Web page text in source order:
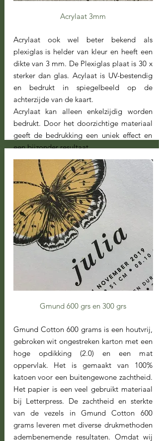
Acrylaat 3mm
Acrylaat ook wel beter bekend als
plexiglas is helder van kleur en heeft een
dikte van 3 mm. De Plexiglas plaat is 30 x
sterker dan glas. Acylaat is UV-bestendig
en bedrukt in spiegelbeeld op de
achterzijde van de kaart.
Acrylaat kan alleen enkelzijdig worden
bedrukt. Door het doorzichtige materiaal
geeft de bedrukking een uniek effect en
een bijzonder resultaat.
Gmund 600 grs en 300 grs
Gmund Cotton 600 grams is een houtvrij,
gebroken wit ongestreken karton met een
hoge opdikking (2.0) en een mat
oppervlak. Het is gemaakt van 100%
katoen voor een buitengewone zachtheid.
Het papier is een veel gebruikt materiaal
bij Letterpress. De zachtheid en sterkte
van de vezels in Gmund Cotton 600
grams leveren met diverse drukmethoden
adembenemende resultaten. Omdat wij